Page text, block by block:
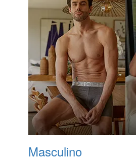
Masculino